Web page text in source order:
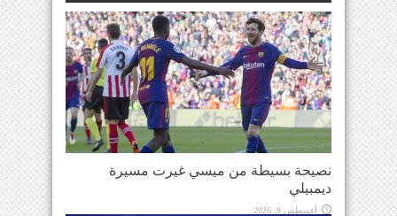
نصيحة بسيطة من ميسي غيرت مسيرة
ديمبيلي
أغسطس 8, 2026